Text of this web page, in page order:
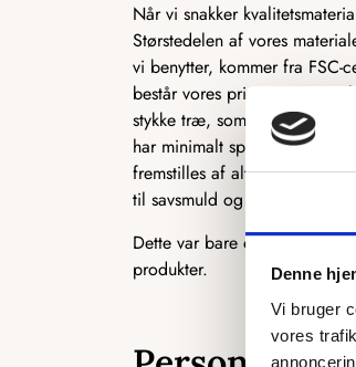
Denne
Vi bruger
vores
Når vi snakker
Størstedelen af vores
vi benytter, kommer fra
består vores primære
stykke træ, som ofte bruges i
har minimalt spild i
fremstilles af alt det træ, der
til savsmuld og herefter
Dette var bare et par
produkter.